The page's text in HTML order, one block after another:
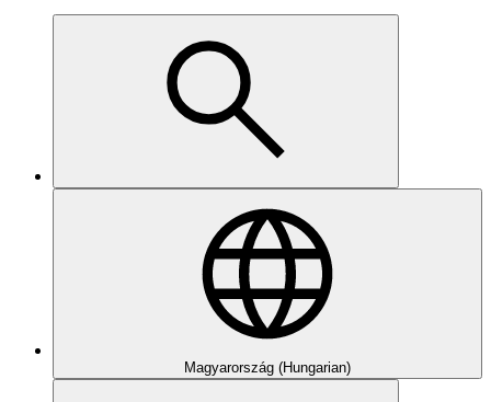
Magyarország (Hungarian)